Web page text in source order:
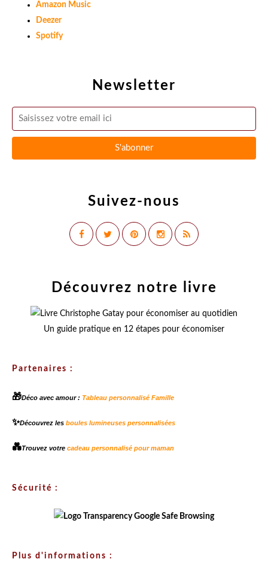
Newsletter
Suivez-nous
Amazon Music
Deezer
Spotify
Découvrez notre livre
Un guide pratique en 12 étapes pour économiser
Partenaires :
🎁Déco avec amour : Tableau personnalisé Famille
✨Découvrez les boules lumineuses personnalisées
💑Trouvez votre cadeau personnalisé pour maman
Sécurité :
Plus d'informations :